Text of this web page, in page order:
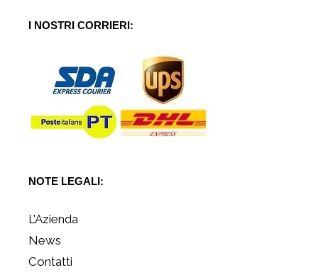
I NOSTRI CORRIERI:
NOTE LEGALI:
L’Azienda
News
Contatti